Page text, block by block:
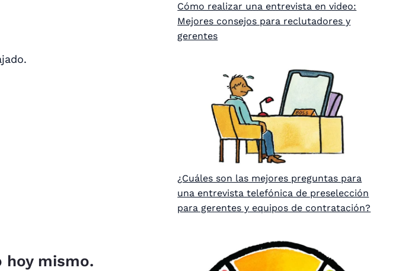
Cómo realizar una entrevista en video:
Mejores consejos para reclutadores y
gerentes
¿Cuáles son las mejores preguntas para
una entrevista telefónica de preselección
para gerentes y equipos de contratación?
mismo.